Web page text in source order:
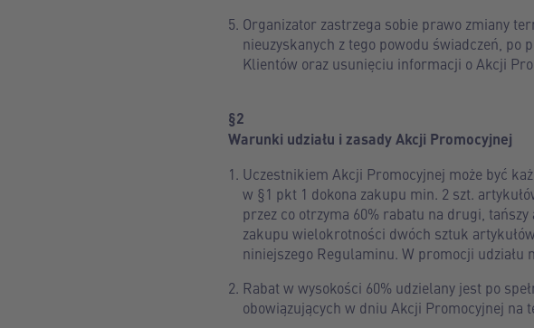
Organizator zastrzega sobie prawo zmiany
nieuzyskanych z tego powodu świadczeń, po
Klientów oraz usunięciu informacji o Akcji
§2
Warunki udziału i zasady Akcji Promocyjnej
Uczestnikiem Akcji Promocyjnej może być
w §1 pkt 1 dokona zakupu min. 2 szt.
przez co otrzyma 60% rabatu na drugi,
zakupu wielokrotności dwóch sztuk
niniejszego Regulaminu. W promocji
Rabat w wysokości 60% udzielany jest po
obowiązujących w dniu Akcji Promocyjnej na